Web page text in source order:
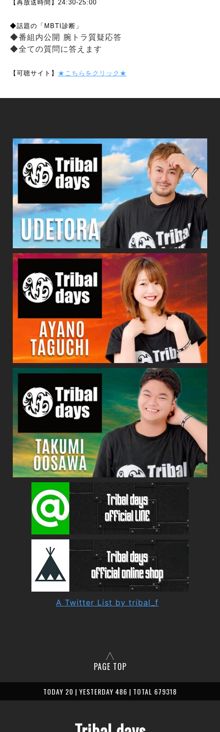
【再放送時間】24:30-25:00
◆話題の「MBTI診断」
◆番組内公開 腕トラ質疑応答
◆全ての質問に答えます
【可聴サイト】 ★こちらをクリック★
A Twitter List by tribal_f
PAGE TOP
TODAY 20 | YESTERDAY 486 | TOTAL 679318